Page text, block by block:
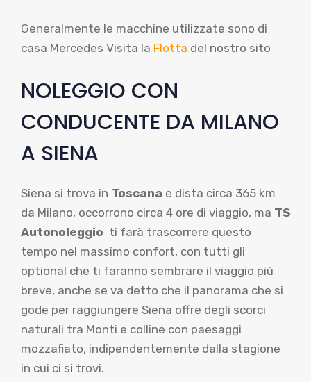
Generalmente le macchine utilizzate sono di
casa Mercedes Visita la Flotta del nostro sito
NOLEGGIO CON
CONDUCENTE DA MILANO
A SIENA
Siena si trova in Toscana e dista circa 365 km
da Milano, occorrono circa 4 ore di viaggio, ma TS
Autonoleggio ti farà trascorrere questo
tempo nel massimo confort, con tutti gli
optional che ti faranno sembrare il viaggio più
breve, anche se va detto che il panorama che si
gode per raggiungere Siena offre degli scorci
naturali tra Monti e colline con paesaggi
mozzafiato, indipendentemente dalla stagione
in cui ci si trovi.